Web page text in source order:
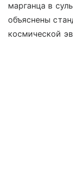
марганца в
объяснены
космической